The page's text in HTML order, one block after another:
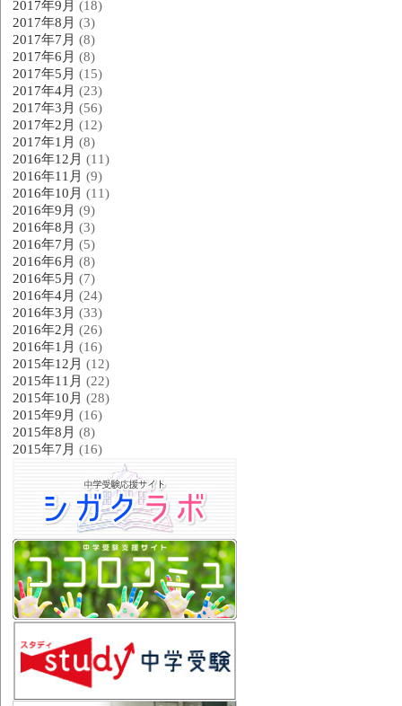
2017年9月 (18)
2017年8月 (3)
2017年7月 (8)
2017年6月 (8)
2017年5月 (15)
2017年4月 (23)
2017年3月 (56)
2017年2月 (12)
2017年1月 (8)
2016年12月 (11)
2016年11月 (9)
2016年10月 (11)
2016年9月 (9)
2016年8月 (3)
2016年7月 (5)
2016年6月 (8)
2016年5月 (7)
2016年4月 (24)
2016年3月 (33)
2016年2月 (26)
2016年1月 (16)
2015年12月 (12)
2015年11月 (22)
2015年10月 (28)
2015年9月 (16)
2015年8月 (8)
2015年7月 (16)